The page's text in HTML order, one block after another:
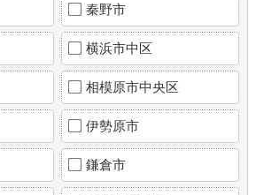
秦野市
横浜市中区
相模原市中央区
伊勢原市
鎌倉市